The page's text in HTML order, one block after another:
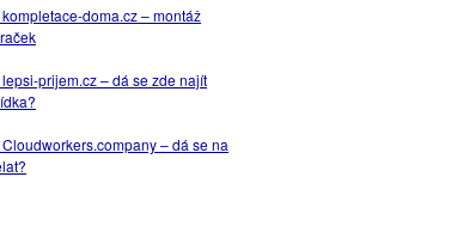
doma.cz – montáž
prijem.cz – dá se zde najít
– dá se na